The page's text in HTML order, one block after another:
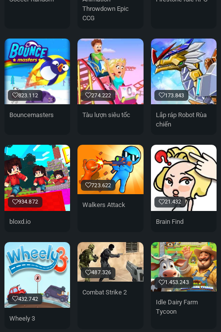
Throwdown Epic
CCG
823.112
Bouncemasters
274.222
Tàu lượn siêu tốc
173.843
Lắp ráp Robot Rùa
chiến
934.872
bloxd.io
723.622
Walkers Attack 21.432
Brain Find
432.742
Wheely 3
487.326
Combat Strike 2
1.453.243
Idle Dairy Farm
Tycoon